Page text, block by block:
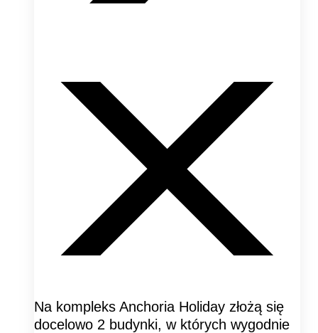
Na kompleks Anchoria Holiday złożą się
docelowo 2 budynki, w których wygodnie